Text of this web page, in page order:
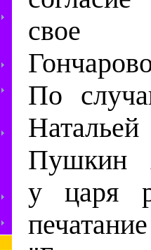
свое
По
Пушкин
у царя